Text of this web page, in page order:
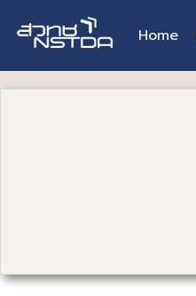
Home